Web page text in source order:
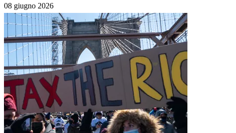
08 giugno 2026